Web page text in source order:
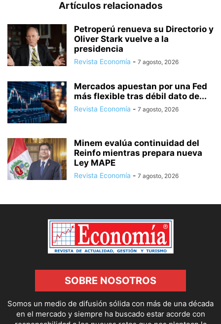
Artículos relacionados
Petroperú renueva su Directorio y
Oliver Stark vuelve a la
presidencia
Revista Economía - 7 agosto, 2026
Mercados apuestan por una Fed
más flexible tras débil dato de...
Revista Economía - 7 agosto, 2026
Minem evalúa continuidad del
Reinfo mientras prepara nueva
Ley MAPE
Revista Economía - 7 agosto, 2026
SOBRE NOSOTROS
Somos un medio de difusión sólida con más de una década
en el mercado y siempre ha buscado estar acorde con